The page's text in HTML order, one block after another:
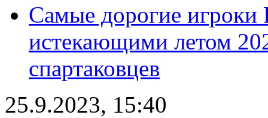
Самые дорогие игроки
истекающими летом
спартаковцев
25.9.2023, 15:40